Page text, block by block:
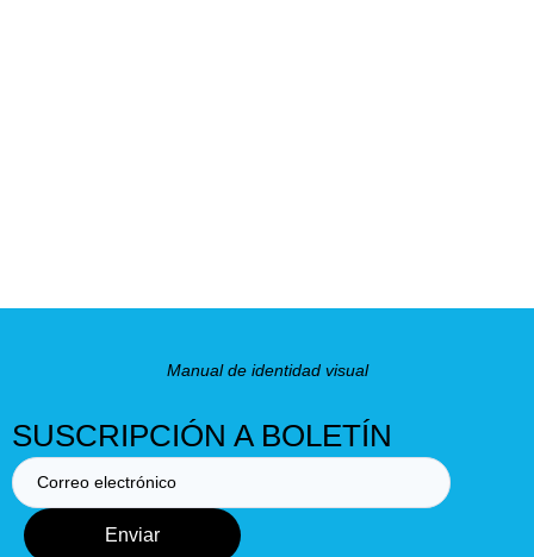
Manual de identidad visual
SUSCRIPCIÓN A BOLETÍN
Enviar